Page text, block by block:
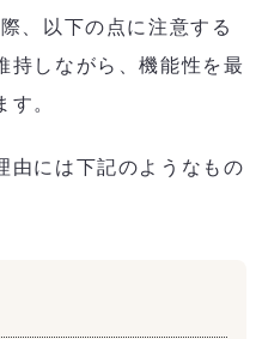
、以下の点に注意する
持しながら、機能性を最
。
由には下記のようなもの